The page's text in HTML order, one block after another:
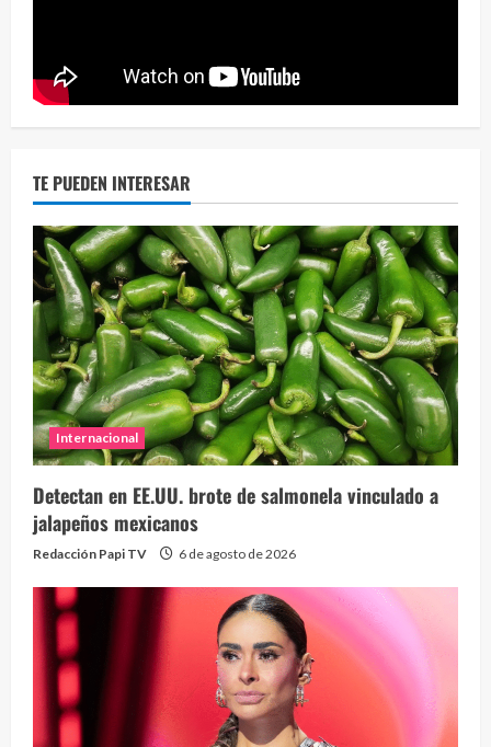
TE PUEDEN INTERESAR
Internacional
Detectan en EE.UU. brote de salmonela vinculado a
jalapeños mexicanos
Redacción Papi TV 6 de agosto de 2026